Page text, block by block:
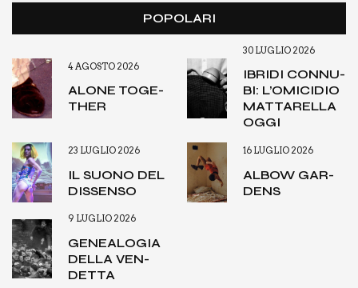
POPOLARI
4 AGOSTO 2026
ALO­NE TOGE­
THER
30 LUGLIO 2026
IBRI­DI CON­NU­
BI: L’O­MI­CI­DIO
MAT­TA­REL­LA
OGGI
23 LUGLIO 2026
IL SUO­NO DEL
DIS­SEN­SO
16 LUGLIO 2026
ALBOW GAR­
DENS
9 LUGLIO 2026
GENEA­LO­GIA
DEL­LA VEN­
DET­TA